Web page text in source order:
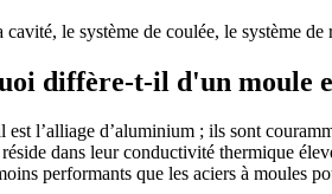
le système de coulée, le système
diffère-t-il d'un moule
l’alliage d’aluminium ; ils sont
dans leur conductivité thermique
performants que les aciers à moules